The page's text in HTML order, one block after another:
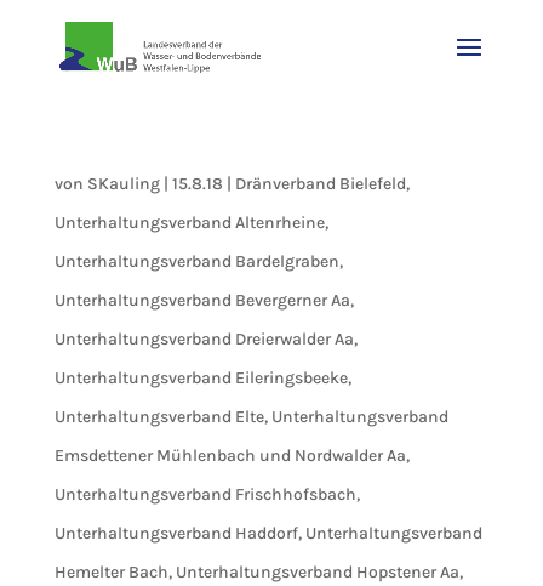
von SKauling| 15.8.18 | Dränverband Bielefeld,
Unterhaltungsverband Altenrheine,
Unterhaltungsverband Bardelgraben,
Unterhaltungsverband Bevergerner Aa,
Unterhaltungsverband Dreierwalder Aa,
Unterhaltungsverband Eileringsbeeke,
Unterhaltungsverband Elte, Unterhaltungsverband
Emsdettener Mühlenbach und Nordwalder Aa,
Unterhaltungsverband Frischhofsbach,
Unterhaltungsverband Haddorf, Unterhaltungsverband
Hemelter Bach, Unterhaltungsverband Hopstener Aa,